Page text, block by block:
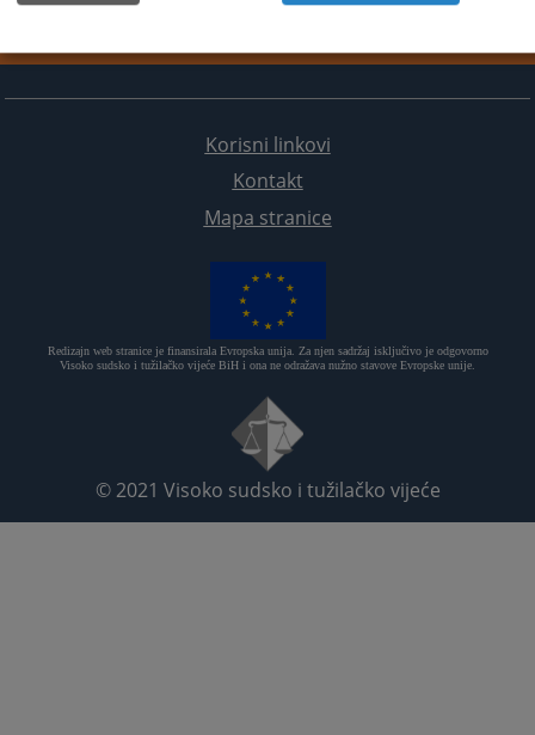
Korisni linkovi
Kontakt
Mapa stranice
Redizajn web stranice je finansirala Evropska unija. Za njen sadržaj isključivo je odgovorno
Visoko sudsko i tužilačko vijeće BiH i ona ne odražava nužno stavove Evropske unije.
© 2021 Visoko sudsko i tužilačko vijeće